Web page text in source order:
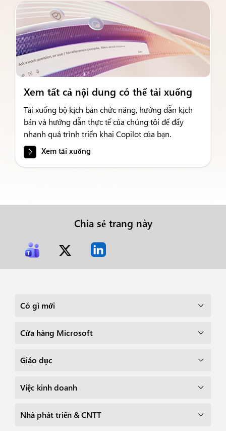
Xem tất cả nội dung có thể tải xuống
Tải xuống bộ kịch bản chức năng, hướng dẫn kịch
bản và hướng dẫn thực tế của chúng tôi để đẩy
nhanh quá trình triển khai Copilot của bạn.
Xem tải xuống
Chia sẻ trang này
Có gì mới
Cửa hàng Microsoft
Giáo dục
Việc kinh doanh
Nhà phát triển & CNTT